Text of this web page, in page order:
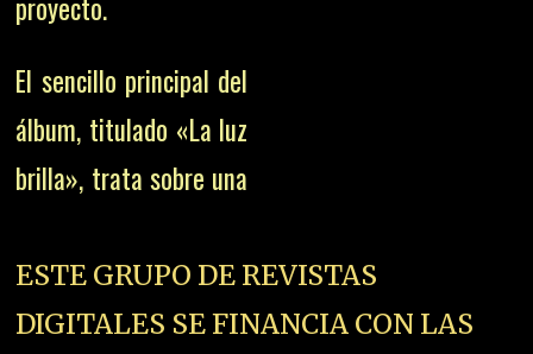
proyecto.
El sencillo principal del
álbum, titulado «La luz
brilla», trata sobre una
ESTE GRUPO DE REVISTAS
DIGITALES SE FINANCIA CON LAS